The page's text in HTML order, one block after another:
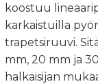
koostuu
karkaistuilla
trapetsiruuvi.
mm, 20 mm ja
halkaisijan